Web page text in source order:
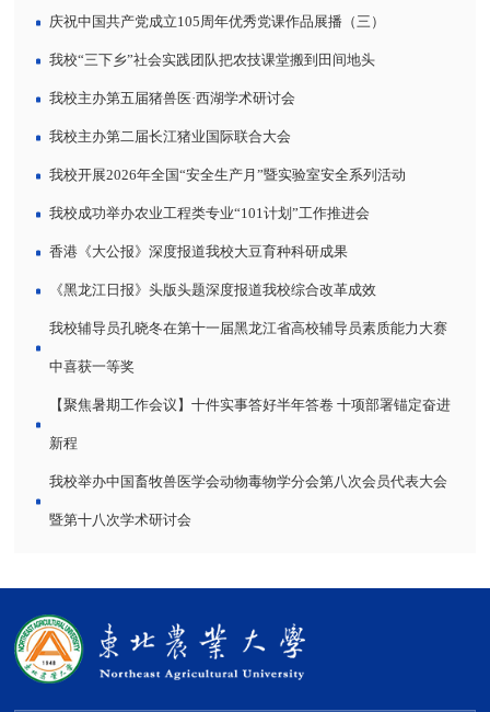
庆祝中国共产党成立105周年优秀党课作品展播（三）
我校“三下乡”社会实践团队把农技课堂搬到田间地头
我校主办第五届猪兽医·西湖学术研讨会
我校主办第二届长江猪业国际联合大会
我校开展2026年全国“安全生产月”暨实验室安全系列活动
我校成功举办农业工程类专业“101计划”工作推进会
香港《大公报》深度报道我校大豆育种科研成果
《黑龙江日报》头版头题深度报道我校综合改革成效
我校辅导员孔晓冬在第十一届黑龙江省高校辅导员素质能力大赛
中喜获一等奖
【聚焦暑期工作会议】十件实事答好半年答卷 十项部署锚定奋进
新程
我校举办中国畜牧兽医学会动物毒物学分会第八次会员代表大会
暨第十八次学术研讨会